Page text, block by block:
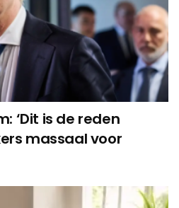
‘Dit is de reden
massaal voor